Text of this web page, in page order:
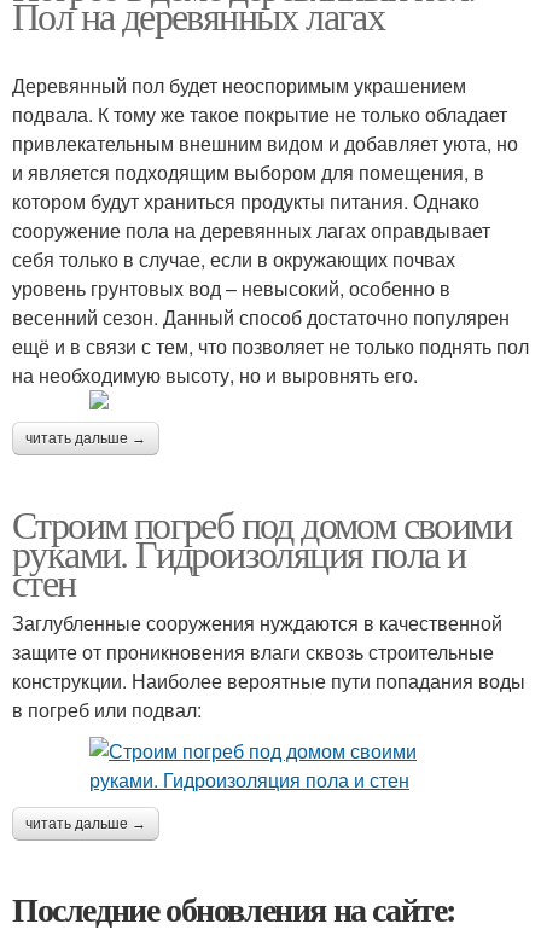
Пол на деревянных лагах
Деревянный пол будет неоспоримым украшением
подвала. К тому же такое покрытие не только обладает
привлекательным внешним видом и добавляет уюта, но
и является подходящим выбором для помещения, в
котором будут храниться продукты питания. Однако
сооружение пола на деревянных лагах оправдывает
себя только в случае, если в окружающих почвах
уровень грунтовых вод – невысокий, особенно в
весенний сезон. Данный способ достаточно популярен
ещё и в связи с тем, что позволяет не только поднять пол
на необходимую высоту, но и выровнять его.
читать дальше →
Строим погреб под домом своими
руками. Гидроизоляция пола и
стен
Заглубленные сооружения нуждаются в качественной
защите от проникновения влаги сквозь строительные
конструкции. Наиболее вероятные пути попадания воды
в погреб или подвал:
читать дальше →
Последние обновления на сайте: